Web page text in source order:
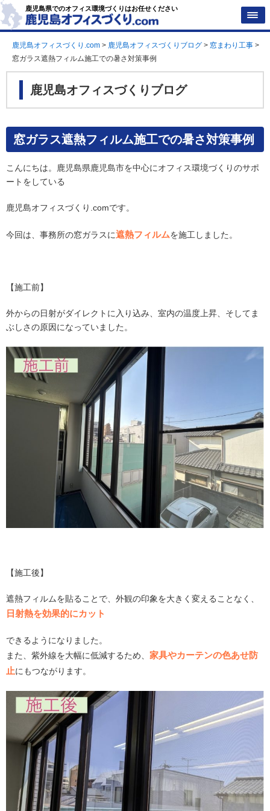
鹿児島県でのオフィス環境づくりはお任せください
鹿児島オフィスづくり.com > 鹿児島オフィスづくりブログ > 窓まわり工事 >
窓ガラス遮熱フィルム施工での暑さ対策事例
鹿児島オフィスづくりブログ
窓ガラス遮熱フィルム施工での暑さ対策事例
こんにちは。鹿児島県鹿児島市を中心にオフィス環境づくりのサポ
ートをしている
鹿児島オフィスづくり.comです。
今回は、事務所の窓ガラスに遮熱フィルムを施工しました。
【施工前】
外からの日射がダイレクトに入り込み、室内の温度上昇、そしてま
ぶしさの原因になっていました。
【施工後】
遮熱フィルムを貼ることで、外観の印象を大きく変えることなく、
日射熱を効果的にカット
できるようになりました。
また、紫外線を大幅に低減するため、 家具やカーテンの色あせ防
止にもつながります。